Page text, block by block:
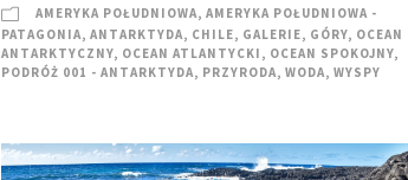
AMERYKA POŁUDNIOWA, AMERYKA POŁUDNIOWA -
PATAGONIA, ANTARKTYDA, CHILE, GALERIE, GÓRY, OCEAN
ANTARKTYCZNY, OCEAN ATLANTYCKI , OCEAN SPOKOJNY,
PODRÓŻ 001 - ANTARKTYDA, PRZYRODA, WODA, WYSPY